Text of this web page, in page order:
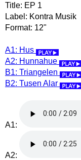
Title: EP 1
Label: Kontra Musik
Format: 12"
A1: Hus
A2: Hunnahue
B1: Triangelen
B2: Tusen Alar
A1:
A2: